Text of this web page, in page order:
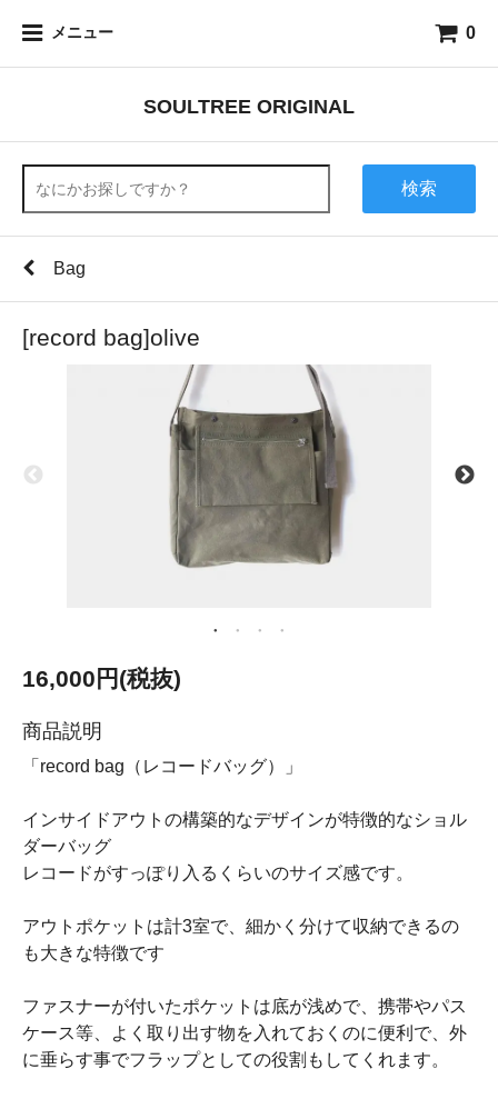
メニュー 0
SOULTREE ORIGINAL
検索
Bag
[record bag]olive
16,000円(税抜)
商品説明
「record bag（レコードバッグ）」
インサイドアウトの構築的なデザインが特徴的なショル
ダーバッグ
レコードがすっぽり入るくらいのサイズ感です。
アウトポケットは計3室で、細かく分けて収納できるの
も大きな特徴です
ファスナーが付いたポケットは底が浅めで、携帯やパス
ケース等、よく取り出す物を入れておくのに便利で、外
に垂らす事でフラップとしての役割もしてくれます。